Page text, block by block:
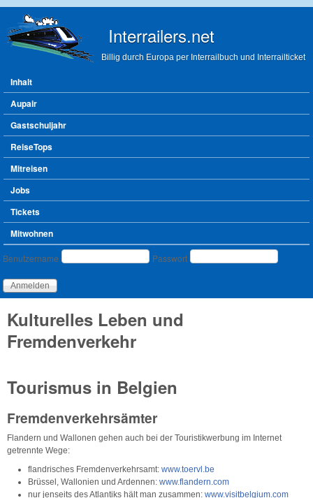
Interrailers.net
Billig durch Europa per Interrailbuch und Interrailticket
Hauptmenü
Inhalt
Aupair
Gastschuljahr
ReiseTops
Mitreisen
Jobs
Tickets
Mitwohnen
Benutzeranmeldung
Benutzername Passwort
Kulturelles Leben und
Fremdenverkehr
Tourismus in Belgien
Fremdenverkehrsämter
Flandern und Wallonen gehen auch bei der Touristikwerbung im Internet
getrennte Wege:
flandrisches Fremdenverkehrsamt: www.toervl.be
Brüssel, Wallonien und Ardennen: www.flandern.com
nur jenseits des Atlantiks hält man zusammen: www.visitbelgium.com